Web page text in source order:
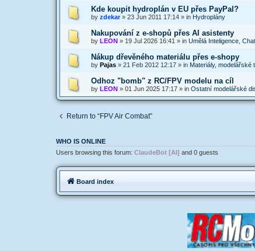
Kde koupit hydroplán v EU přes PayPal?
by zdekar» 23 Jun 2011 17:14 » in Hydroplány
Nakupování z e-shopů přes AI asistenty
by LEON » 19 Jul 2026 16:41 » in Umělá Inteligence,
Nákup dřevěného materiálu přes e-shopy
by Pajas » 21 Feb 2012 12:17 » in Materiály, modelářské
Odhoz "bomb" z RC/FPV modelu na cíl
by LEON » 01 Jun 2025 17:17 » in Ostatní modelářské
Return to “FPV Air Combat”
WHO IS ONLINE
Users browsing this forum: ClaudeBot [AI] and 0 guests
Board index